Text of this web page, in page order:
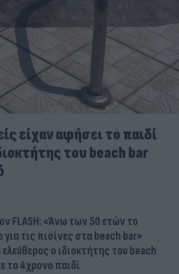
είχαν αφήσει το παιδί
του beach bar
FLASH: «Άνω των 50 ετών το
για τις πισίνες στα beach bar»
ο ιδιοκτήτης του beach
το 4χρονο παιδί